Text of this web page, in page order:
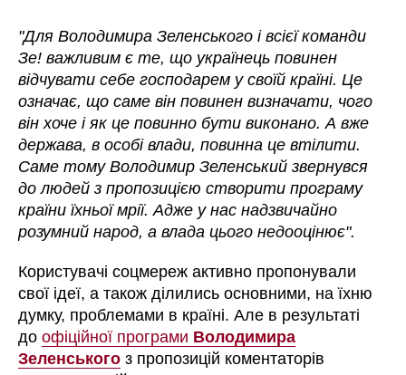
"Для Володимира Зеленського і всієї команди
Зе! важливим є те, що українець повинен
відчувати себе господарем у своїй країні. Це
означає, що саме він повинен визначати, чого
він хоче і як це повинно бути виконано. А вже
держава, в особі влади, повинна це втілити.
Саме тому Володимир Зеленський звернувся
до людей з пропозицією створити програму
країни їхньої мрії. Адже у нас надзвичайно
розумний народ, а влада цього недооцінює".
Користувачі соцмереж активно пропонували
свої ідеї, а також ділились основними, на їхню
думку, проблемами в країні. Але в результаті
доофіційної програми Володимира
Зеленського з пропозицій коментаторів